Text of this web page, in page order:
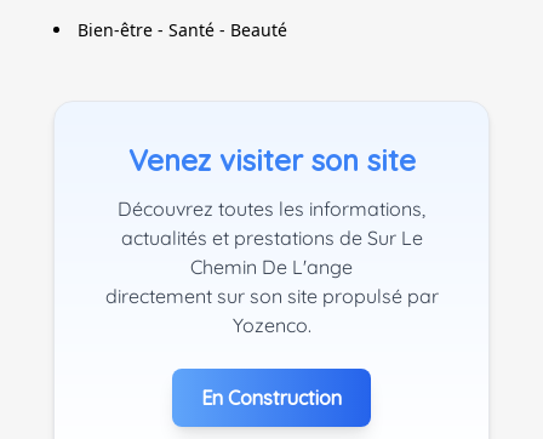
Bien-être - Santé - Beauté
Venez visiter son site
Découvrez toutes les informations,
actualités et prestations de Sur Le
Chemin De L'ange
directement sur son site propulsé par
Yozenco.
En Construction